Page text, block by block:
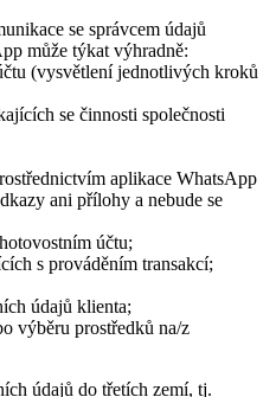
se správcem údajů
může týkat výhradně:
(vysvětlení jednotlivých kroků
se činnosti společnosti
aplikace WhatsApp
ani přílohy a nebude se
účtu;
s prováděním transakcí;
údajů klienta;
výběru prostředků na/z
údajů do třetích zemí, tj.